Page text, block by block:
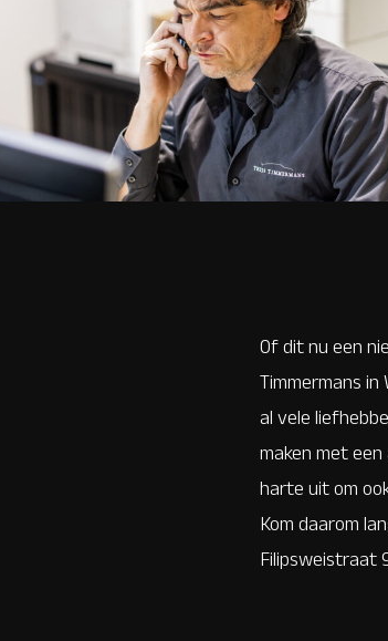
Of dit nu een
Timmermans
al vele
maken met een
harte uit om
Kom daarom
Filipsweistraat